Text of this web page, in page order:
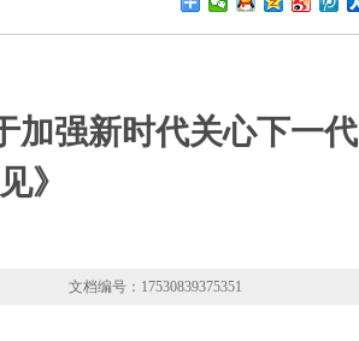
加强新时代关心下一代
》
文档编号：17530839375351